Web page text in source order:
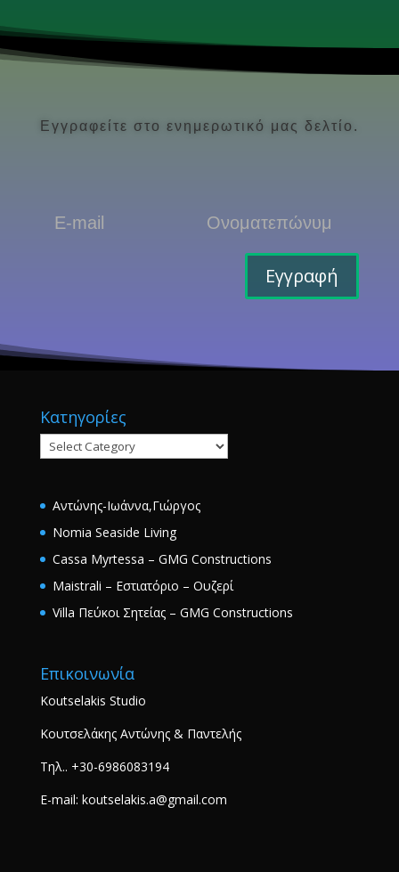
Εγγραφείτε στο ενημερωτικό μας δελτίο.
Εγγραφή
Κατηγορίες
Κατηγορίες
Αντώνης-Ιωάννα,Γιώργος
Nomia Seaside Living
Cassa Myrtessa – GMG Constructions
Maistrali – Εστιατόριο – Ουζερί
Villa Πεύκοι Σητείας – GMG Constructions
Επικοινωνία
Koutselakis Studio
Κουτσελάκης Αντώνης & Παντελής
Τηλ.. +30-6986083194
E-mail: koutselakis.a@gmail.com